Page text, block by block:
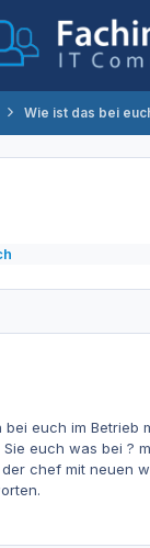
Wie ist das bei
euch im Betrieb
Sie euch was bei ?
chef mit neuen